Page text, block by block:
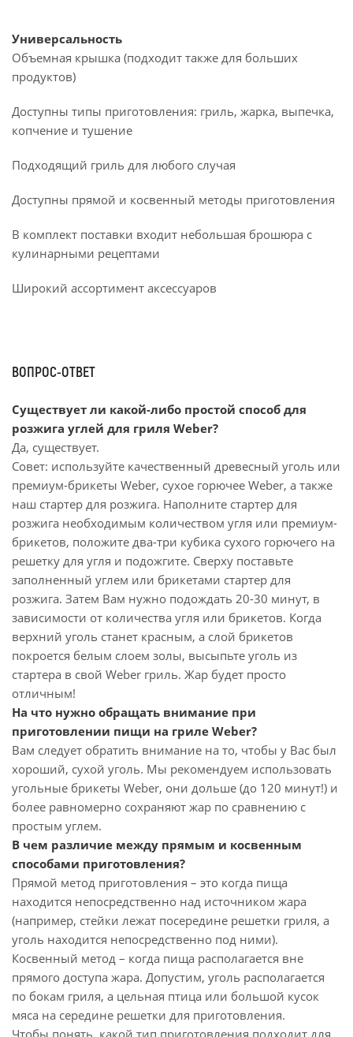
Универсальность
Объемная крышка (подходит также для больших
продуктов)
Доступны типы приготовления: гриль, жарка, выпечка,
копчение и тушение
Подходящий гриль для любого случая
Доступны прямой и косвенный методы приготовления
В комплект поставки входит небольшая брошюра с
кулинарными рецептами
Широкий ассортимент аксессуаров
ВОПРОС-ОТВЕТ
Существует ли какой-либо простой способ для
розжига углей для гриля Weber?
Да, существует.
Совет: используйте качественный древесный уголь или
премиум-брикеты Weber, сухое горючее Weber, а также
наш стартер для розжига. Наполните стартер для
розжига необходимым количеством угля или премиум-
брикетов, положите два-три кубика сухого горючего на
решетку для угля и подожгите. Сверху поставьте
заполненный углем или брикетами стартер для
розжига. Затем Вам нужно подождать 20-30 минут, в
зависимости от количества угля или брикетов. Когда
верхний уголь станет красным, а слой брикетов
покроется белым слоем золы, высыпьте уголь из
стартера в свой Weber гриль. Жар будет просто
отличным!
На что нужно обращать внимание при
приготовлении пищи на гриле Weber?
Вам следует обратить внимание на то, чтобы у Вас был
хороший, сухой уголь. Мы рекомендуем использовать
угольные брикеты Weber, они дольше (до 120 минут!) и
более равномерно сохраняют жар по сравнению с
простым углем.
В чем различие между прямым и косвенным
способами приготовления?
Прямой метод приготовления – это когда пища
находится непосредственно над источником жара
(например, стейки лежат посередине решетки гриля, а
уголь находится непосредственно под ними).
Косвенный метод – когда пища располагается вне
прямого доступа жара. Допустим, уголь располагается
по бокам гриля, а цельная птица или большой кусок
мяса на середине решетки для приготовления.
Чтобы понять, какой тип приготовления подходит для